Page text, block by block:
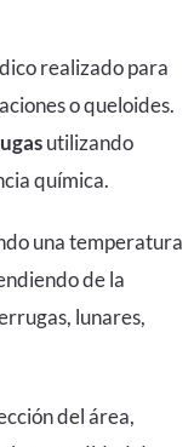
realizado para
o queloides.
utilizando
química.
una temperatura
de la
lunares,
del área,